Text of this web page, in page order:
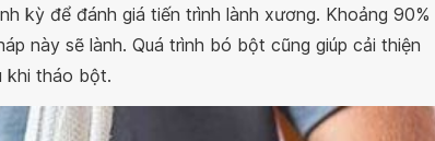
kỳ để đánh giá tiến trình lành xương. Khoảng 90%
này sẽ lành. Quá trình bó bột cũng giúp cải thiện
khi tháo bột.